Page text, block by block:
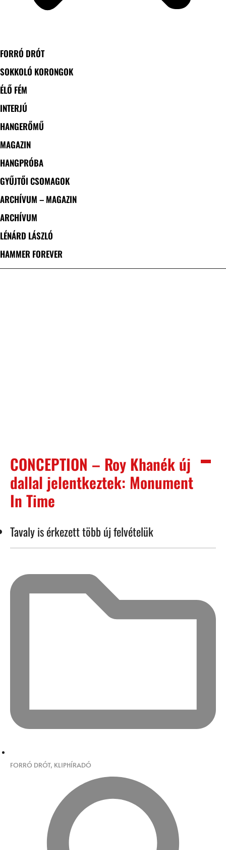
FORRÓ DRÓT
SOKKOLÓ KORONGOK
ÉLŐ FÉM
INTERJÚ
HANGERŐMŰ
MAGAZIN
HANGPRÓBA
GYŰJTŐI CSOMAGOK
ARCHÍVUM – MAGAZIN
ARCHÍVUM
LÉNÁRD LÁSZLÓ
HAMMER FOREVER
CONCEPTION – Roy Khanék új
dallal jelentkeztek: Monument
In Time
Tavaly is érkezett több új felvételük
FORRÓ DRÓT, KLIPHÍRADÓ